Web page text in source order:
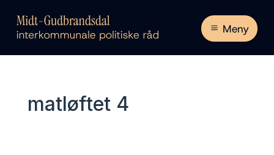
Meny
matløftet 4